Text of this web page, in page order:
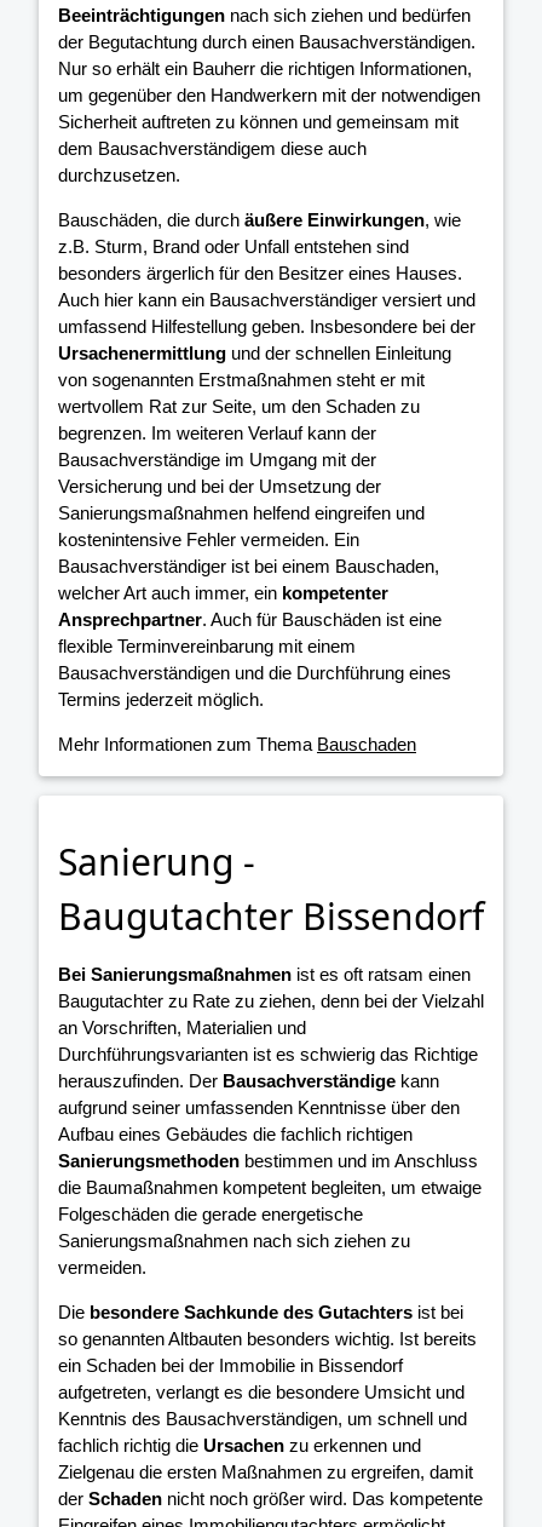
Beeinträchtigungen nach sich ziehen und bedürfen
der Begutachtung durch einen Bausachverständigen.
Nur so erhält ein Bauherr die richtigen Informationen,
um gegenüber den Handwerkern mit der notwendigen
Sicherheit auftreten zu können und gemeinsam mit
dem Bausachverständigem diese auch
durchzusetzen.
Bauschäden, die durch äußere Einwirkungen, wie
z.B. Sturm, Brand oder Unfall entstehen sind
besonders ärgerlich für den Besitzer eines Hauses.
Auch hier kann ein Bausachverständiger versiert und
umfassend Hilfestellung geben. Insbesondere bei der
Ursachenermittlung und der schnellen Einleitung
von sogenannten Erstmaßnahmen steht er mit
wertvollem Rat zur Seite, um den Schaden zu
begrenzen. Im weiteren Verlauf kann der
Bausachverständige im Umgang mit der
Versicherung und bei der Umsetzung der
Sanierungsmaßnahmen helfend eingreifen und
kostenintensive Fehler vermeiden. Ein
Bausachverständiger ist bei einem Bauschaden,
welcher Art auch immer, ein kompetenter
Ansprechpartner. Auch für Bauschäden ist eine
flexible Terminvereinbarung mit einem
Bausachverständigen und die Durchführung eines
Termins jederzeit möglich.
Mehr Informationen zum Thema Bauschaden
Sanierung -
Baugutachter Bissendorf
Bei Sanierungsmaßnahmen ist es oft ratsam einen
Baugutachter zu Rate zu ziehen, denn bei der Vielzahl
an Vorschriften, Materialien und
Durchführungsvarianten ist es schwierig das Richtige
herauszufinden. Der Bausachverständige kann
aufgrund seiner umfassenden Kenntnisse über den
Aufbau eines Gebäudes die fachlich richtigen
Sanierungsmethoden bestimmen und im Anschluss
die Baumaßnahmen kompetent begleiten, um etwaige
Folgeschäden die gerade energetische
Sanierungsmaßnahmen nach sich ziehen zu
vermeiden.
Die besondere Sachkunde des Gutachters ist bei
so genannten Altbauten besonders wichtig. Ist bereits
ein Schaden bei der Immobilie in Bissendorf
aufgetreten, verlangt es die besondere Umsicht und
Kenntnis des Bausachverständigen, um schnell und
fachlich richtig die Ursachen zu erkennen und
Zielgenau die ersten Maßnahmen zu ergreifen, damit
der Schaden nicht noch größer wird. Das kompetente